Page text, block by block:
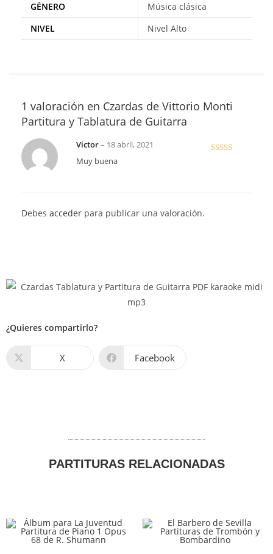
¿Quieres compartirlo?
X Facebook
GÉNERO
Música clásica
NIVEL
Nivel Alto
1 valoración en Czardas de Vittorio Monti
Partitura y Tablatura de Guitarra
Victor– 18 abril, 2021
Muy buena
Debes acceder para publicar una valoración.
PARTITURAS RELACIONADAS